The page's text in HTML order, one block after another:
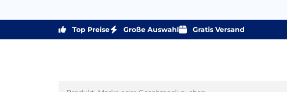
Top Preise Große Auswahl Gratis Versand